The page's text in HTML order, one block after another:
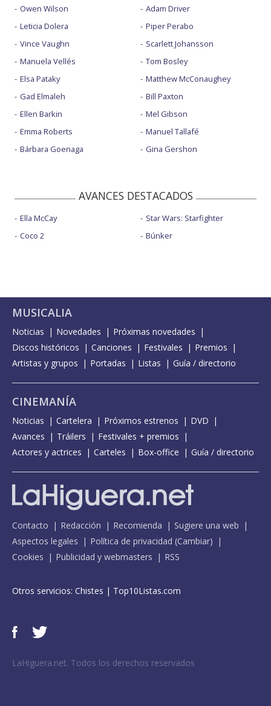
Owen Wilson
Leticia Dolera
Vince Vaughn
Manuela Vellés
Elsa Pataky
Gad Elmaleh
Ellen Barkin
Emma Roberts
Bárbara Goenaga
Adam Driver
Piper Perabo
Scarlett Johansson
Tom Bosley
Matthew McConaughey
Bill Paxton
Mel Gibson
Manuel Tallafé
Gina Gershon
AVANCES DESTACADOS
Ella McCay
Coco 2
Star Wars: Starfighter
Búnker
MUSICALIA
Noticias Novedades
Próximas novedades
Discos históricos
Canciones Festivales
Premios
Artistas y grupos
Portadas Listas Guía / directorio
CINEMANÍA
Noticias Cartelera Próximos estrenos
DVD
Avances
Tráilers
Festivales + premios
Actores y actrices
Carteles Box-office Guía / directorio
Contacto Redacción Recomienda
Sugiere una web
Aspectos legales
Política de privacidad (Cambiar)
Cookies
Publicidad y webmasters RSS
Otros servicios: Chistes | Top10Listas.com
LaHiguera.net. Todos los derechos reservados